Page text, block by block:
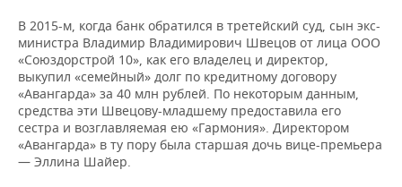
В 2015-м, когда банк обратился в третейский суд, сын экс-
министра Владимир Владимирович Швецов от лица ООО
«Союздорстрой 10», как его владелец и директор,
выкупил «семейный» долг по кредитному договору
«Авангарда» за 40 млн рублей. По некоторым данным,
средства эти Швецову-младшему предоставила его
сестра и возглавляемая ею «Гармония». Директором
«Авангарда» в ту пору была старшая дочь вице-премьера
— Эллина Шайер.